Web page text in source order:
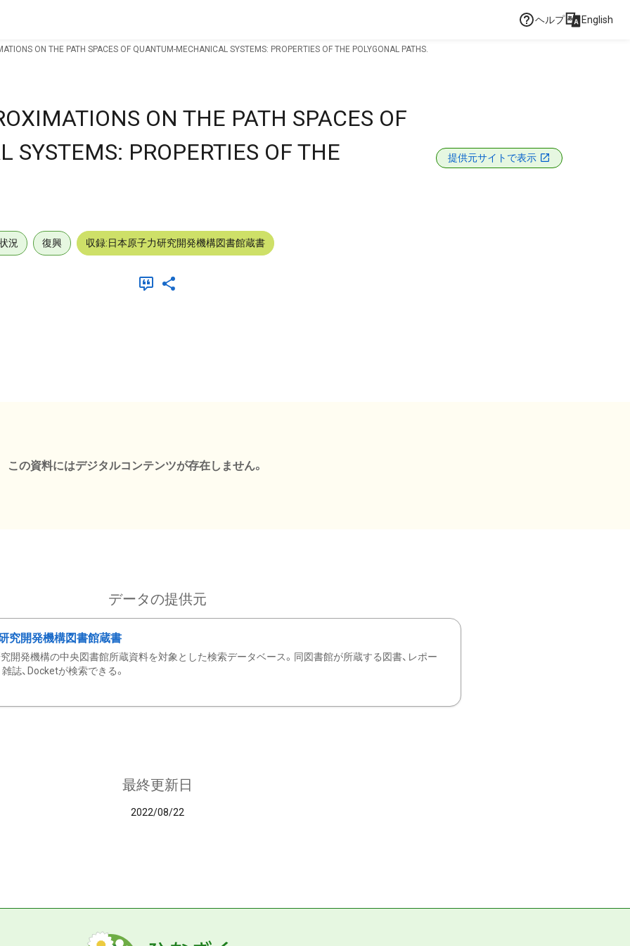
ヘルプ English
ON THE PATH SPACES OF QUANTUM-MECHANICAL SYSTEMS: PROPERTIES OF THE POLYGONAL PATHS.
ON THE PATH SPACES OF
PROPERTIES OF THE
提供元サイトで表示
況 復興 収録:日本原子力研究開発機構図書館蔵書
この資料にはデジタルコンテンツが存在しません。
データの提供元
究開発機構図書館蔵書
開発機構の中央図書館所蔵資料を対象とした検索データベース。同図書館が所蔵する図書、レポー
雑誌、Docketが検索できる。
最終更新日
2022/08/22